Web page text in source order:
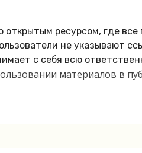
открытым ресурсом, где
не указывают
с себя всю
материалов в